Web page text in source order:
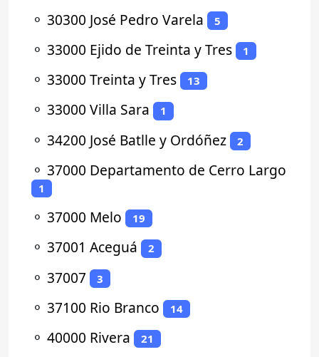
⚬ 30300 José Pedro Varela 5
⚬ 33000 Ejido de Treinta y Tres 1
⚬ 33000 Treinta y Tres 13
⚬ 33000 Villa Sara 1
⚬ 34200 José Batlle y Ordóñez 2
⚬ 37000 Departamento de Cerro Largo
1
⚬ 37000 Melo 19
⚬ 37001 Aceguá 2
⚬ 37007 3
⚬ 37100 Rio Branco 14
⚬ 40000 Rivera 21